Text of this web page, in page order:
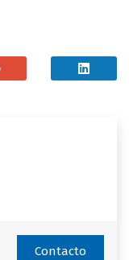
Contacto